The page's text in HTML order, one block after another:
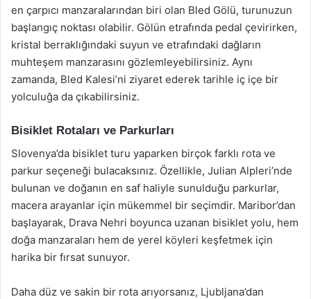
en çarpıcı manzaralarından biri olan Bled Gölü, turunuzun
başlangıç noktası olabilir. Gölün etrafında pedal çevirirken,
kristal berraklığındaki suyun ve etrafındaki dağların
muhteşem manzarasını gözlemleyebilirsiniz. Aynı
zamanda, Bled Kalesi’ni ziyaret ederek tarihle iç içe bir
yolculuğa da çıkabilirsiniz.
Bisiklet Rotaları ve Parkurları
Slovenya’da bisiklet turu yaparken birçok farklı rota ve
parkur seçeneği bulacaksınız. Özellikle, Julian Alpleri’nde
bulunan ve doğanın en saf haliyle sunulduğu parkurlar,
macera arayanlar için mükemmel bir seçimdir. Maribor’dan
başlayarak, Drava Nehri boyunca uzanan bisiklet yolu, hem
doğa manzaraları hem de yerel köyleri keşfetmek için
harika bir fırsat sunuyor.
Daha düz ve sakin bir rota arıyorsanız, Ljubljana’dan